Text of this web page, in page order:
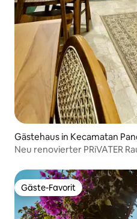
Gästehaus in Kecamatan
Neu renovierter PRiVATER
Gäste-Favorit
Gäste-Favorit